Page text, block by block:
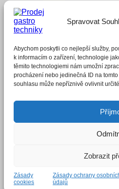
Spravovat
Abychom poskytli co nejlepší služby,
k informacím o zařízení, technologie
těmito technologiemi nám umožní
procházení nebo jedinečná ID na
souhlasu může nepříznivě ovlivnit
Zobrazit
Zásady
cookies
Zásady ochrany
údajů
Reference
Penzion Pastouška
Whisky Bar
E-shop
Přihlášení
Heslo*Povinné